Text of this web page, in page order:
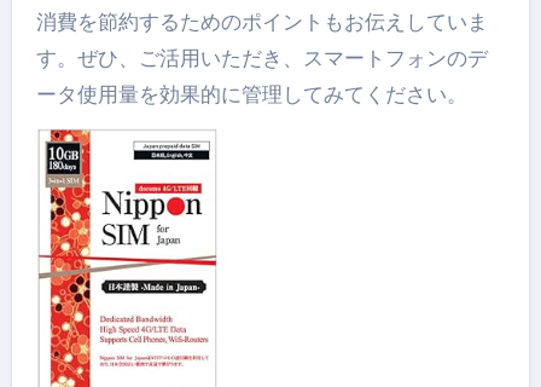
消費を節約するためのポイントもお伝えしていま
す。ぜひ、ご活用いただき、スマートフォンのデ
ータ使用量を効果的に管理してみてください。